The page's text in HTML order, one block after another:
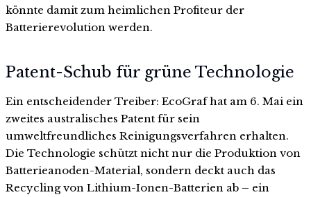
könnte damit zum heimlichen Profiteur der
Batterierevolution werden.
Patent-Schub für grüne Technologie
Ein entscheidender Treiber: EcoGraf hat am 6. Mai ein
zweites australisches Patent für sein
umweltfreundliches Reinigungsverfahren erhalten.
Die Technologie schützt nicht nur die Produktion von
Batterieanoden-Material, sondern deckt auch das
Recycling von Lithium-Ionen-Batterien ab – ein